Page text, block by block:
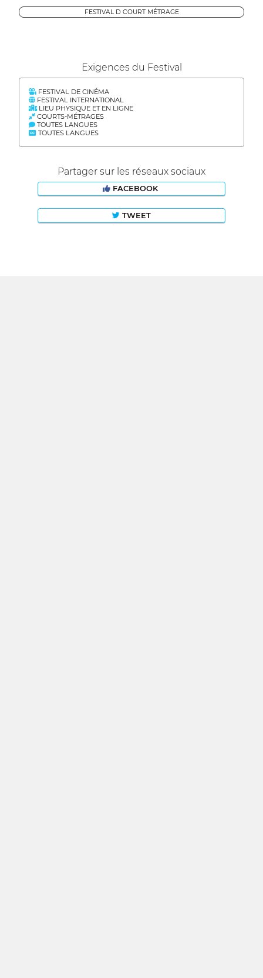
FESTIVAL D COURT MÉTRAGE
Exigences du Festival
FESTIVAL DE CINÉMA
FESTIVAL INTERNATIONAL
LIEU PHYSIQUE ET EN LIGNE
COURTS-MÉTRAGES
TOUTES LANGUES
TOUTES LANGUES
Partager sur les réseaux sociaux
FACEBOOK
TWEET